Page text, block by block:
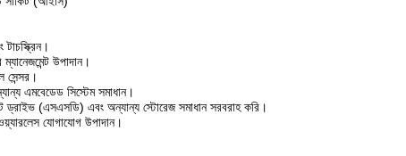
উপাদান।
এমবেডেড সিস্টেম সমাধান।
ড্রাইভ (এসএসডি) এবং অন্যান্য স্টোরেজ সমাধান সরবরাহ করি।
যোগাযোগ উপাদান।